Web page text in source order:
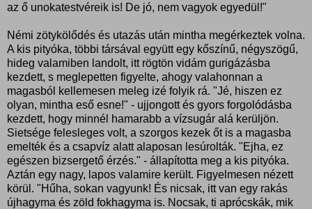
az ő unokatestvéreik is! De jó, nem vagyok egyedül!"
Némi zötykölődés és utazás után mintha megérkeztek volna.
A kis pityóka, többi társával együtt egy kőszínű, négyszögű,
hideg valamiben landolt, itt rögtön vidám gurigázásba
kezdett, s meglepetten figyelte, ahogy valahonnan a
magasból kellemesen meleg izé folyik rá. "Jé, hiszen ez
olyan, mintha eső esne!" - ujjongott és gyors forgolódásba
kezdett, hogy minnél hamarabb a vízsugár alá kerüljön.
Sietsége felesleges volt, a szorgos kezek őt is a magasba
emelték és a csapvíz alatt alaposan lesúrolták. "Ejha, ez
egészen bizsergető érzés." - állapította meg a kis pityóka.
Aztán egy nagy, lapos valamire került. Figyelmesen nézett
körül. "Hűha, sokan vagyunk! És nicsak, itt van egy rakás
újhagyma és zöld fokhagyma is. Nocsak, ti aprócskák, mik